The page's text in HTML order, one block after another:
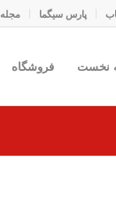
پارس سیگما مجله
نخست فروشگاه